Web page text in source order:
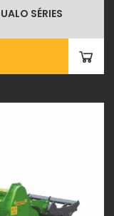
SÉRIES